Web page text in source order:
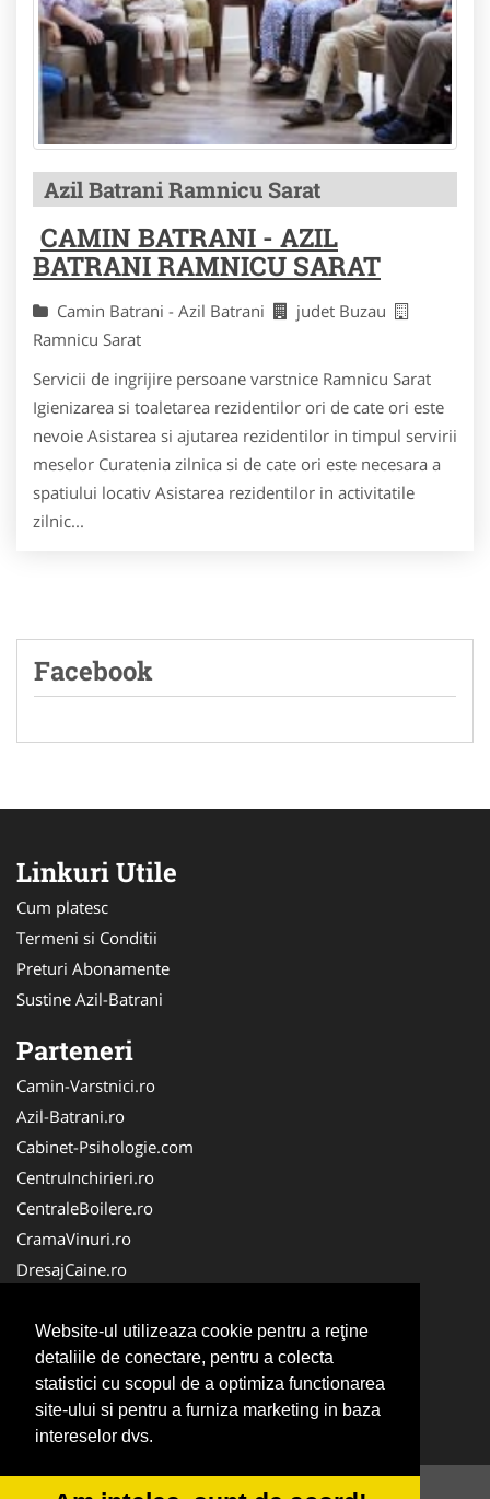
Website-ul utilizeaza cookie pentru a reţine
detaliile de conectare, pentru a colecta
statistici cu scopul de a optimiza functionarea
site-ului si pentru a furniza marketing in baza
intereselor dvs.
Azil Batrani Ramnicu Sarat
CAMIN BATRANI - AZIL
BATRANI RAMNICU SARAT
Camin Batrani - Azil Batrani
judet Buzau
Ramnicu Sarat
Servicii de ingrijire persoane varstnice Ramnicu Sarat
Igienizarea si toaletarea rezidentilor ori de cate ori este
nevoie Asistarea si ajutarea rezidentilor in timpul servirii
meselor Curatenia zilnica si de cate ori este necesara a
spatiului locativ Asistarea rezidentilor in activitatile
zilnic...
Facebook
Linkuri Utile
Cum platesc
Termeni si Conditii
Preturi Abonamente
Sustine Azil-Batrani
Parteneri
Camin-Varstnici.ro
Azil-Batrani.ro
Cabinet-Psihologie.com
CentruInchirieri.ro
CentraleBoilere.ro
CramaVinuri.ro
DresajCaine.ro
Alpinist-Utilitar.com
Birouri-Cadastru.ro
FirmaTractariAuto.ro
Service-Reparatii.com